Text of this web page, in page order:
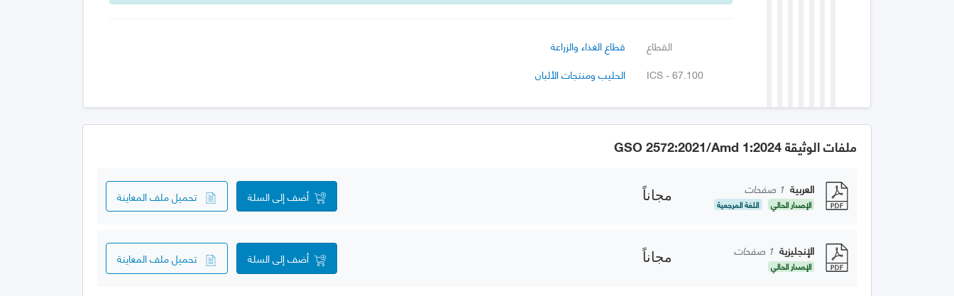
القطاع
قطاع الغذاء والزراعة
ICS - 67.100
الحليب ومنتجات الألبان
ملفات الوثيقة GSO 2572:2021/Amd 1:2024
العربية 1 صفحات
الإصدار الحالي اللغة المرجعية
مجاناً أضف إلى السلة تحميل ملف المعاينة
الإنجليزية 1 صفحات
الإصدار الحالي
مجاناً أضف إلى السلة تحميل ملف المعاينة